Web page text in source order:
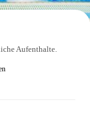
Aufenthalte.